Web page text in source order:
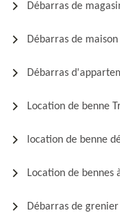
Débarras de
Débarras de
Débarras
Location de benne
location de benne
Location de bennes
Débarras de